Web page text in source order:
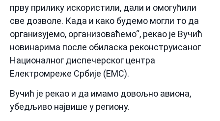
прву прилику искористили, дали и омогућили
све дозволе. Када и како будемо могли то да
организујемо, организоваћемо“, рекао је Вучић
новинарима после обиласка реконструисаног
Националног диспечерског центра
Електромреже Србије (ЕМС).
Вучић је рекао и да имамо довољно авиона,
убедљиво највише у региону.